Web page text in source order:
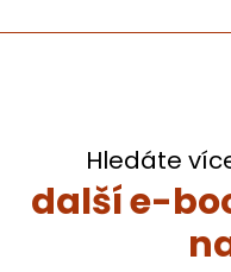
Hledáte
další e-